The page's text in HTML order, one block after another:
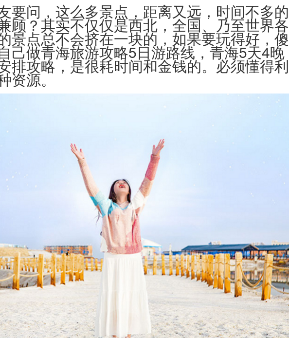
要问，这么多景点，距离又远，时间不多的
顾？其实不仅仅是西北，全国、乃至世界各
景点总不会挤在一块的，如果要玩得好，傻
己做青海旅游攻略5日游路线，青海5天4晚
排攻略，是很耗时间和金钱的。必须懂得利
资源。